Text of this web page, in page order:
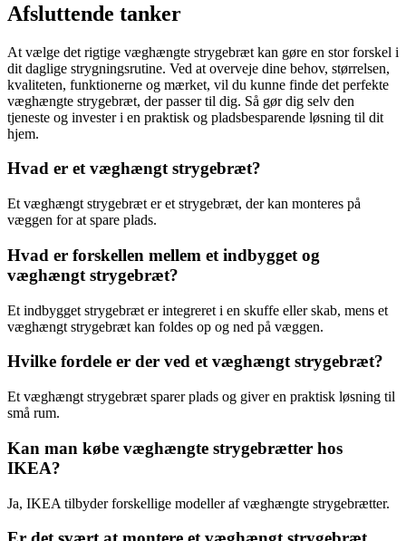
Afsluttende tanker
At vælge det rigtige væghængte strygebræt kan gøre en stor forskel i
dit daglige strygningsrutine. Ved at overveje dine behov, størrelsen,
kvaliteten, funktionerne og mærket, vil du kunne finde det perfekte
væghængte strygebræt, der passer til dig. Så gør dig selv den
tjeneste og invester i en praktisk og pladsbesparende løsning til dit
hjem.
Hvad er et væghængt strygebræt?
Et væghængt strygebræt er et strygebræt, der kan monteres på
væggen for at spare plads.
Hvad er forskellen mellem et indbygget og
væghængt strygebræt?
Et indbygget strygebræt er integreret i en skuffe eller skab, mens et
væghængt strygebræt kan foldes op og ned på væggen.
Hvilke fordele er der ved et væghængt strygebræt?
Et væghængt strygebræt sparer plads og giver en praktisk løsning til
små rum.
Kan man købe væghængte strygebrætter hos
IKEA?
Ja, IKEA tilbyder forskellige modeller af væghængte strygebrætter.